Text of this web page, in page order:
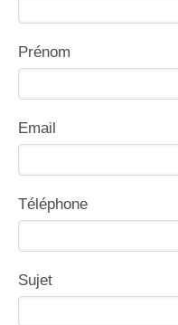
Prénom
Email
Téléphone
Sujet